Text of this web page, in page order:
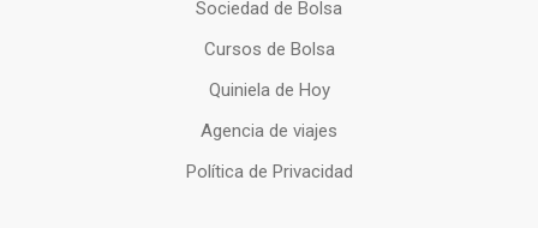
Sociedad de Bolsa
Cursos de Bolsa
Quiniela de Hoy
Agencia de viajes
Política de Privacidad